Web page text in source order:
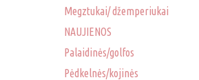
Megztukai/ džemperiukai
NAUJIENOS
Palaidinės/golfos
Pėdkelnės/kojinės